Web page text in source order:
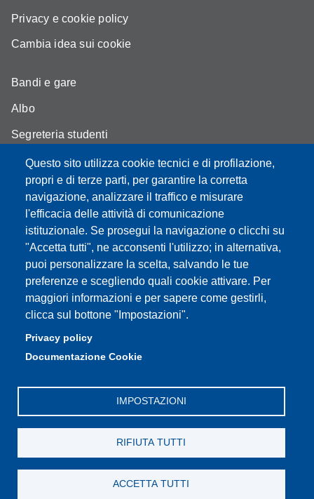
Questo sito utilizza cookie tecnici e di profilazione,
propri e di terze parti, per garantire la corretta
navigazione, analizzare il traffico e misurare
l'efficacia delle attività di comunicazione
istituzionale. Se prosegui la navigazione o clicchi su
"Accetta tutti", ne acconsenti l'utilizzo; in alternativa,
puoi personalizzare la scelta, salvando le tue
preferenze e scegliendo quali cookie attivare. Per
maggiori informazioni e per sapere come gestirli,
clicca sul bottone "Impostazioni".
Privacy policy
Documentazione Cookie
IMPOSTAZIONI
RIFIUTA TUTTI
ACCETTA TUTTI
Privacy e cookie policy
Cambia idea sui cookie
Bandi e gare
Albo
Segreteria studenti
Come trovarci
Assicurazione qualità
Partita IVA: 00427620364
Dipartimento di Scienze Biomediche, Metaboliche e
Neuroscienze
Sede: Via Campi 287 - 41122 Modena
PEC: dipbmn@pec.unimore.it
Tel: 059 2055087